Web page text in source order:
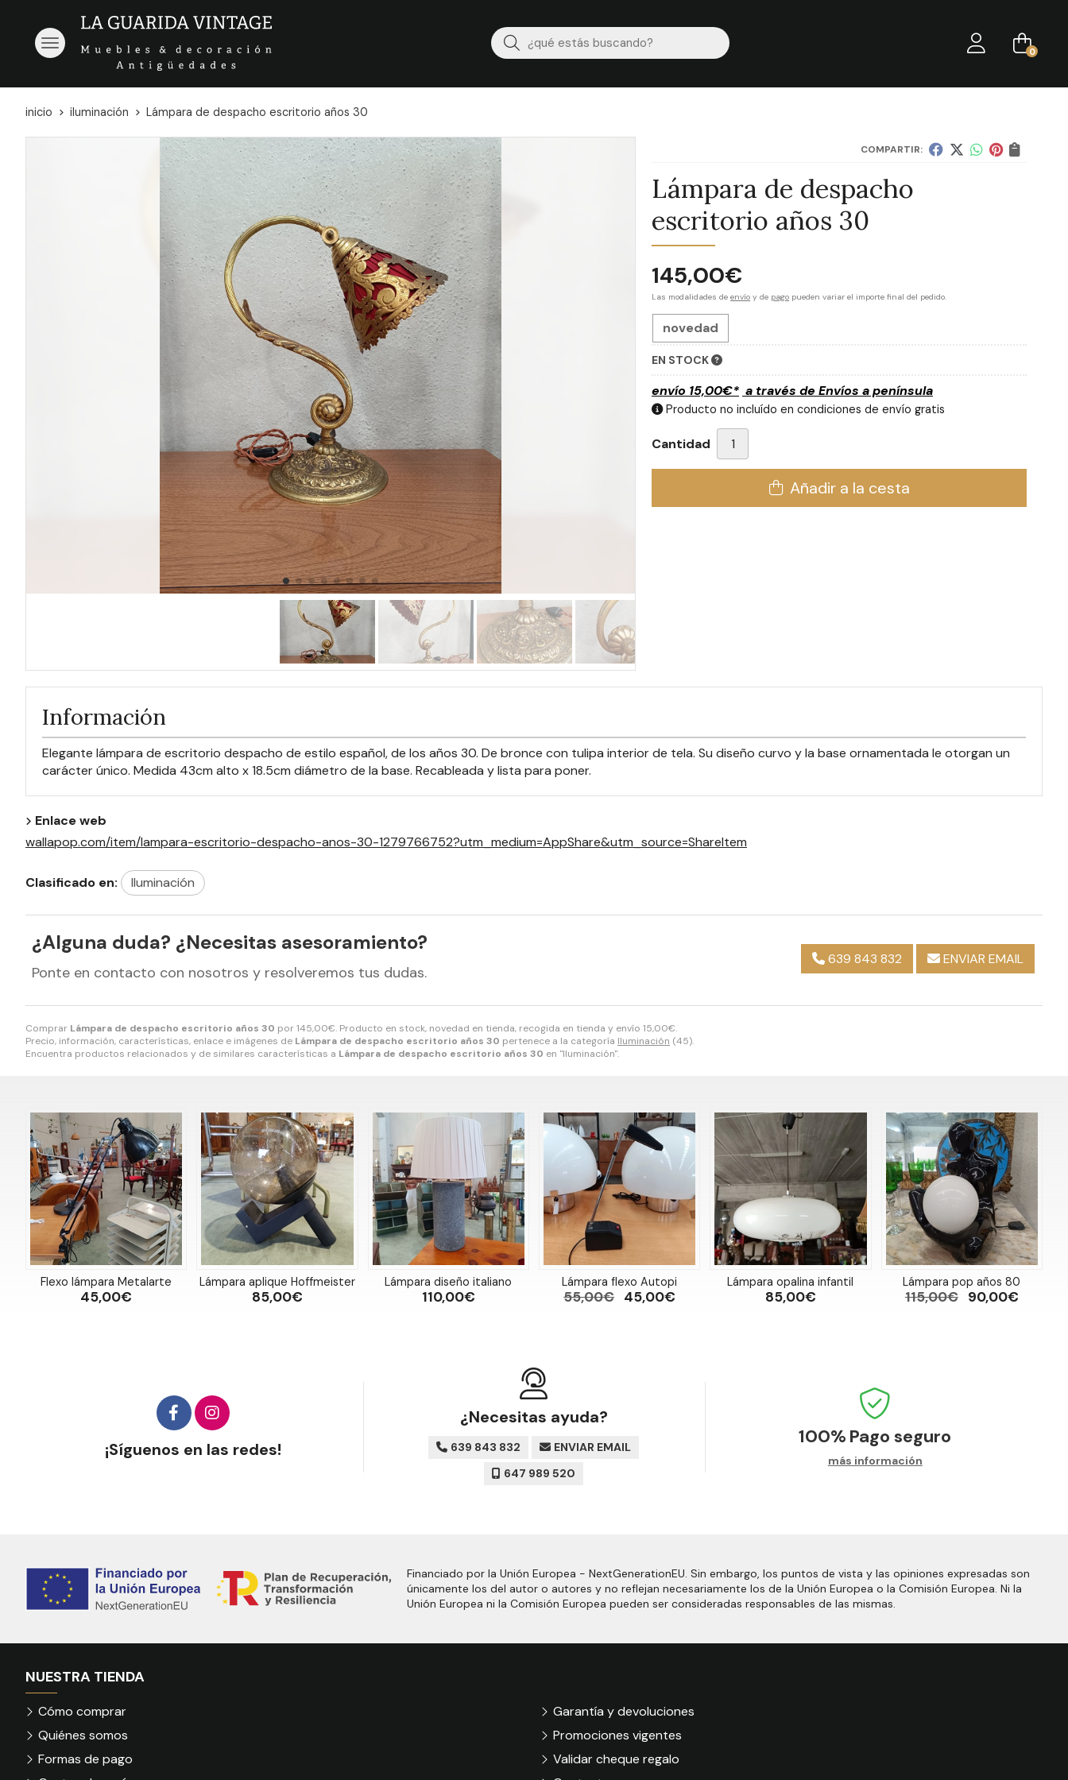
Buscar 0
inicio iluminación Lámpara de despacho escritorio años 30
COMPARTIR:
Lámpara de despacho
escritorio años 30
145,00€
Las modalidades de envío y de pago pueden variar el importe final del pedido.
novedad
EN STOCK
envío 15,00€* a través de Envíos a península
Producto no incluído en condiciones de envío gratis
Cantidad
Añadir a la cesta
Comprar Lámpara de despacho escritorio años 30 por145,00€. Producto en stock, novedad en tienda, recogida en tienda y envío 15,00€.
Precio, información, características, enlace e imágenes de Lámpara de despacho escritorio años 30 pertenece a la categoría Iluminación (45).
Encuentra productos relacionados y de similares características a Lámpara de despacho escritorio años 30 en "Iluminación".
Información
Elegante lámpara de escritorio despacho de estilo español, de los años 30. De bronce con tulipa interior de tela. Su diseño curvo y la base ornamentada le otorgan un
carácter único. Medida 43cm alto x 18.5cm diámetro de la base. Recableada y lista para poner.
Enlace web
wallapop.com/item/lampara-escritorio-despacho-anos-30-1279766752?utm_medium=AppShare&utm_source=ShareItem
Clasificado en: Iluminación
¿Alguna duda? ¿Necesitas asesoramiento?
Ponte en contacto con nosotros y resolveremos tus dudas.
639 843 832 ENVIAR EMAIL
Flexo lámpara Metalarte
45,00€
Lámpara aplique Hoffmeister
85,00€
Lámpara diseño italiano
110,00€
Lámpara flexo Autopi
55,00€ 45,00€
Lámpara opalina infantil
85,00€
Lámpara pop años 80
115,00€ 90,00€
¡Síguenos en las redes!
¿Necesitas ayuda?
639 843 832
ENVIAR EMAIL
647 989 520
100% Pago seguro
más información
Financiado por la Unión Europea - NextGenerationEU. Sin embargo, los puntos de vista y las opiniones expresadas son
únicamente los del autor o autores y no reflejan necesariamente los de la Unión Europea o la Comisión Europea. Ni la
Unión Europea ni la Comisión Europea pueden ser consideradas responsables de las mismas.
NUESTRA TIENDA
Cómo comprar
Quiénes somos
Formas de pago
Garantía y devoluciones
Promociones vigentes
Validar cheque regalo